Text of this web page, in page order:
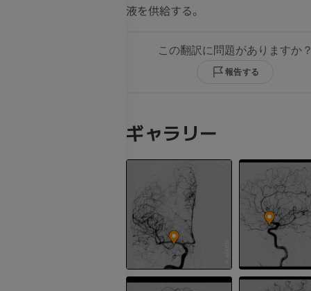
液を供給する。
この翻訳に問題がありますか？
報告する
ギャラリー